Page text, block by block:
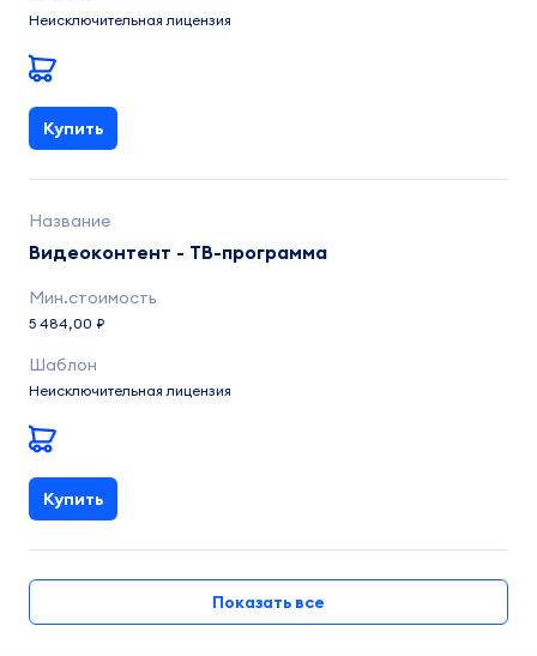
Неисключительная лицензия
Купить
Видеоконтент - ТВ-программа
5 484,00 ₽
Неисключительная лицензия
Купить
Показать все